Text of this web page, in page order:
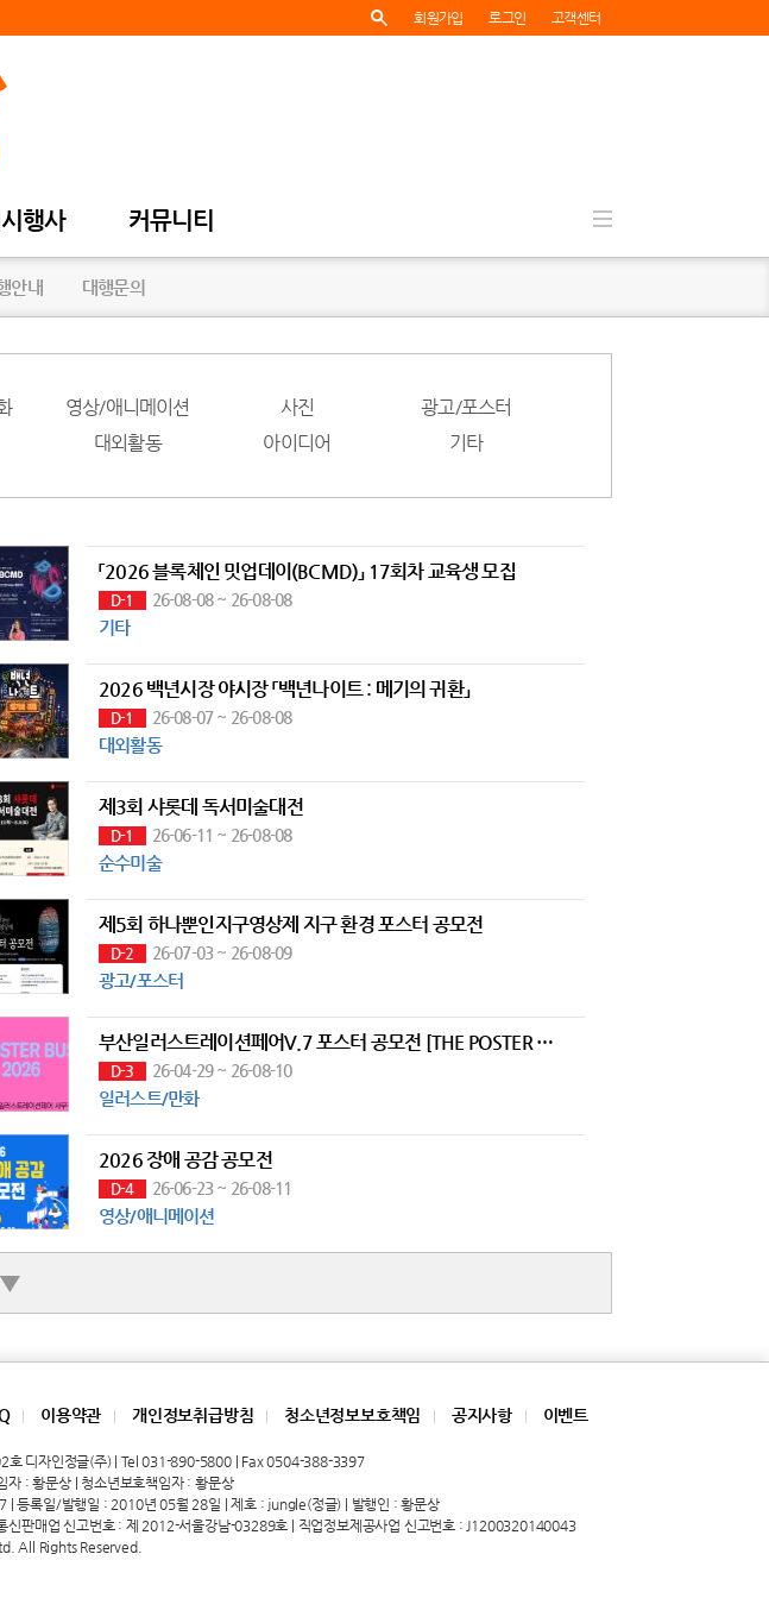
회원가입 로그인 고객센터
행사 커뮤니티
안내 대행문의
영상/애니메이션 사진
광고/포스터
대외활동 아이디어 기타
「2026 블록체인 밋업데이(BCMD)」 17회차 교육생 모집
D-1 26-08-08 ~ 26-08-08
기타
2026 백년시장 야시장 「백년나이트 : 메기의 귀환」
D-1 26-08-07 ~ 26-08-08
대외활동
제3회 샤롯데 독서미술대전
D-1 26-06-11 ~ 26-08-08
순수미술
제5회 하나뿐인지구영상제 지구 환경 포스터 공모전
D-2 26-07-03 ~ 26-08-09
광고/포스터
부산일러스트레이션페어V.7 포스터 공모전 [THE POSTER BUSAN 2026]
D-3 26-04-29 ~ 26-08-10
일러스트/만화
2026 장애 공감 공모전
D-4 26-06-23 ~ 26-08-11
영상/애니메이션
▼
이용약관 개인정보취급방침 청소년정보보호책임 공지사항 이벤트
호 디자인정글(주) | Tel 031-890-5800 | Fax 0504-388-3397
자 : 황문상 | 청소년보호책임자 : 황문상
| 등록일/발행일 : 2010년 05월 28일 | 제호 : jungle(정글) | 발행인 : 황문상
판매업 신고번호 : 제 2012-서울강남-03289호 | 직업정보제공사업 신고번호 : J1200320140043
All Rights Reserved.